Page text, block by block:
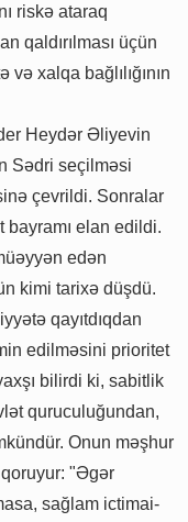
riskə ataraq
qaldırılması üçün
xalqa bağlılığının
Heydər Əliyevin
Sədri seçilməsi
çevrildi. Sonralar
elan edildi.
edən
kimi tarixə düşdü.
qayıtdıqdan
edilməsini prioritet
bilirdi ki, sabitlik
quruculuğundan,
Onun məşhur
qoruyur: "Əgər
sağlam ictimai-